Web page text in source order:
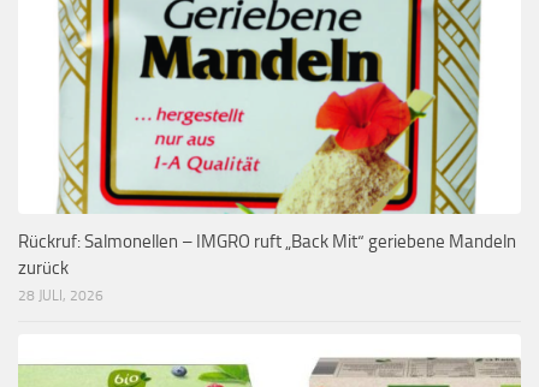
Rückruf: Salmonellen – IMGRO ruft „Back Mit“ geriebene Mandeln
zurück
28 JULI, 2026